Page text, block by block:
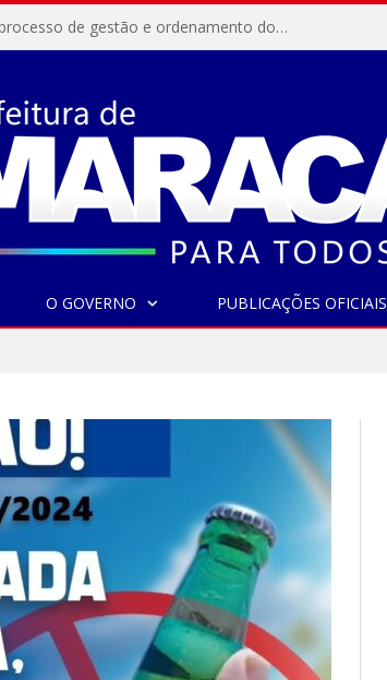
Resex Maracanã avança no processo de gestão e ordenamento do turismo em nossas áreas protegidas.
O GOVERNO PUBLICAÇÕES OFICIAIS